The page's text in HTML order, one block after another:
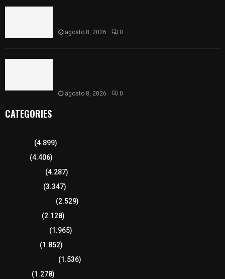
agosto 8, 2026 0
agosto 8, 2026 0
CATEGORIES
(4.899)
(4.406)
(4.287)
(3.347)
(2.529)
(2.128)
(1.965)
(1.852)
(1.536)
(1.278)